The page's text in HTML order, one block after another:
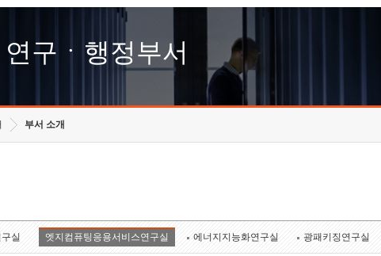
고객의소리
수의계약 현황
호남권연구본부
기획본부
연구ㆍ행정부서
부서 소개
실 엣지컴퓨팅응용서비스연구실 에너지지능화연구실 광패키징연구실